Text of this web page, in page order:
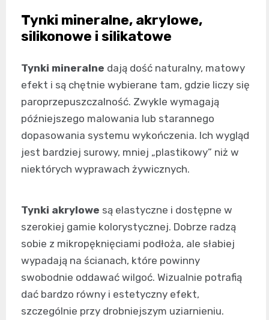
Tynki mineralne, akrylowe,
silikonowe i silikatowe
Tynki mineralne dają dość naturalny, matowy
efekt i są chętnie wybierane tam, gdzie liczy się
paroprzepuszczalność. Zwykle wymagają
późniejszego malowania lub starannego
dopasowania systemu wykończenia. Ich wygląd
jest bardziej surowy, mniej „plastikowy” niż w
niektórych wyprawach żywicznych.
Tynki akrylowe są elastyczne i dostępne w
szerokiej gamie kolorystycznej. Dobrze radzą
sobie z mikropęknięciami podłoża, ale słabiej
wypadają na ścianach, które powinny
swobodnie oddawać wilgoć. Wizualnie potrafią
dać bardzo równy i estetyczny efekt,
szczególnie przy drobniejszym uziarnieniu.